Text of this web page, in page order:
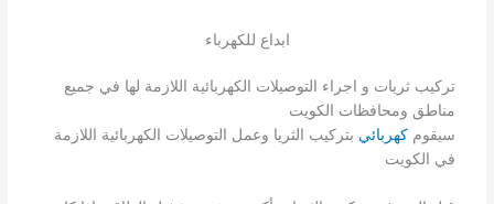
ابداع للكهرباء
تركيب ثريات و اجراء التوصيلات الكهربائية اللازمة لها في جميع
مناطق ومحافظات الكويت
سيقوم كهربائي بتركيب الثريا وعمل التوصيلات الكهربائية اللازمة
في الكويت